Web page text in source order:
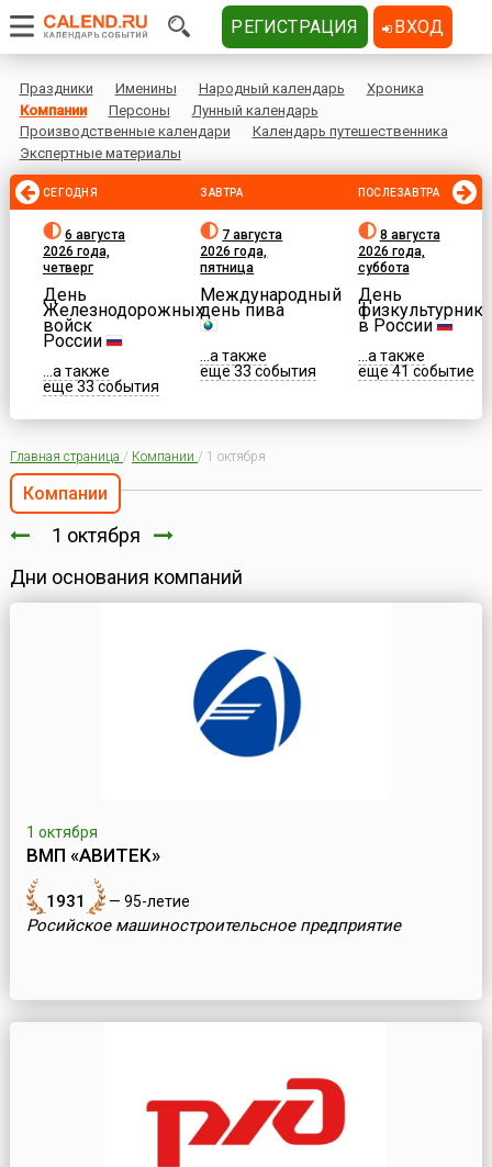
Праздники Именины Народный календарь
Хроника
Компании
Персоны
Лунный календарь
Производственные календари
Календарь путешественника
Экспертные материалы
СЕГОДНЯ
6 августа
2026 года,
четверг
День
Железнодорожных
войск
России
...а также
еще 33 события
ЗАВТРА
7 августа
2026 года,
пятница
Международный
день пива
...а также
еще 33 события
ПОСЛЕЗАВТРА
8 августа
2026 года,
суббота
День
физкультурника
в России
...а также
еще 41 событие
Главная страница / Компании / 1 октября
Компании
1 октября
Дни основания компаний
1 октября
ВМП «АВИТЕК»
1931 — 95-летие
Росийское машиностроительсное предприятие
РЕГИСТРАЦИЯ ВХОД